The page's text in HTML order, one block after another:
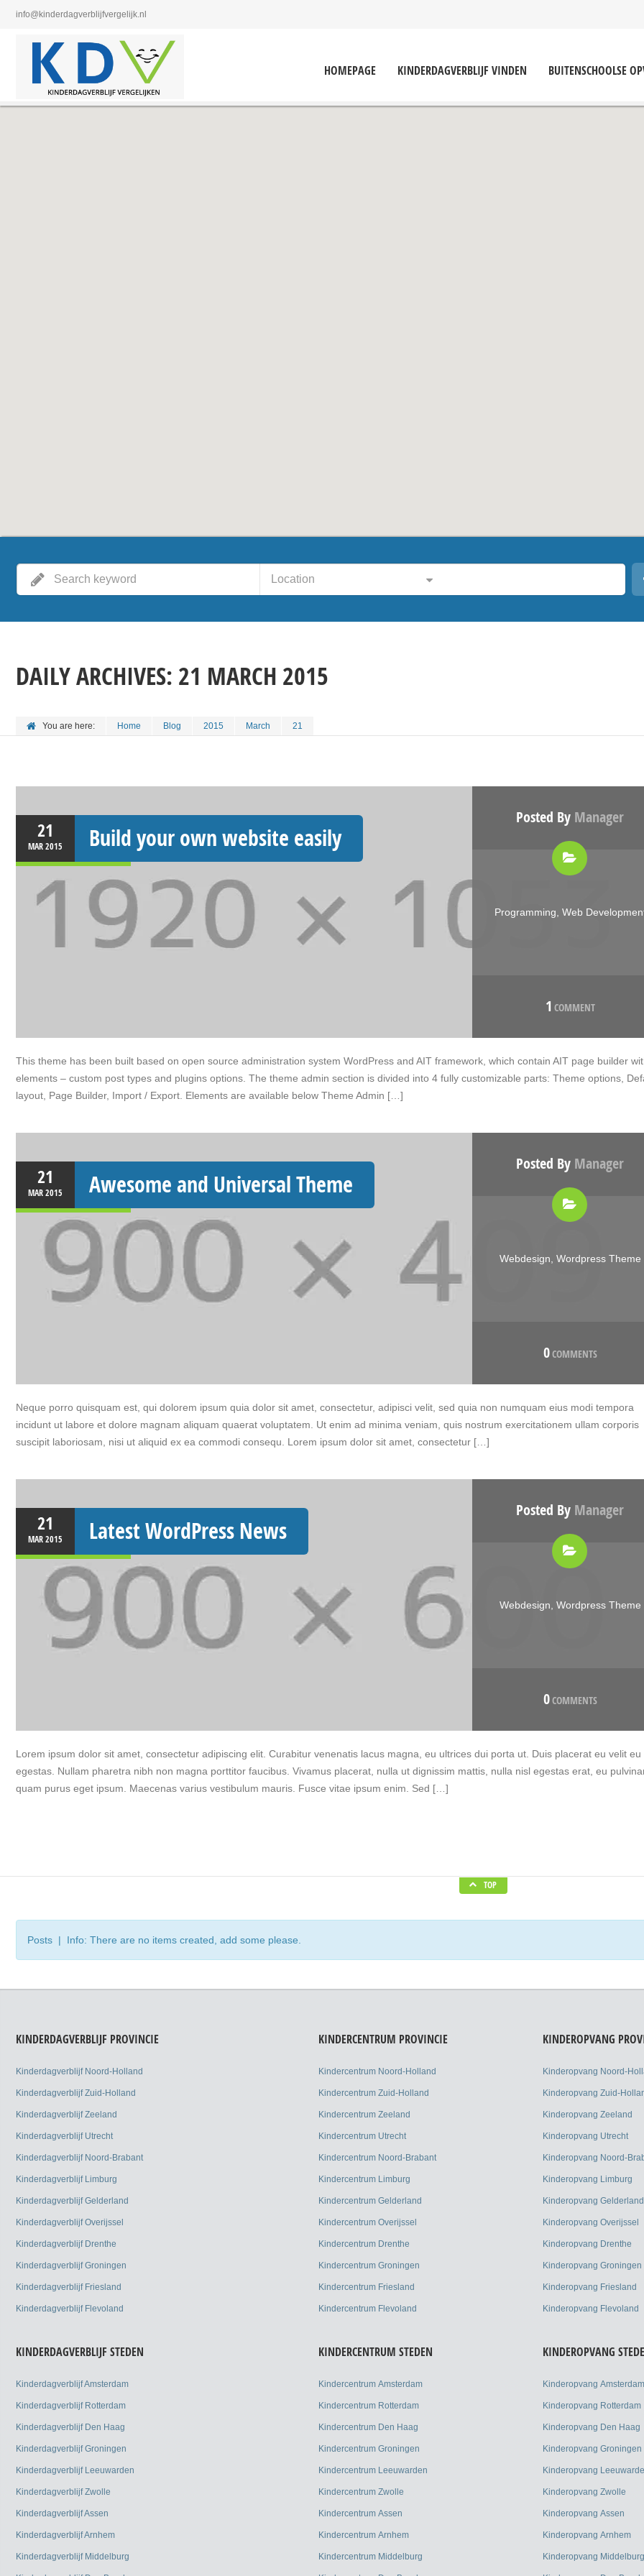
info@kinderdagverblijfvergelijk.nl
HOMEPAGE KINDERDAGVERBLIJF VINDEN BUITENSCHOOLSE
Location
DAILY ARCHIVES: 21 MARCH 2015
You are here: Home Blog 2015 March 21
21
MAR2015 Build your own website easily
Posted By Manager
Programming Web
1 COMMENT
This theme has been built based on open source administration system WordPress and AIT framework, which contain AIT page builder
elements – custom post types and plugins options. The theme admin section is divided into 4 fully customizable parts: Theme options,
layout, Page Builder, Import / Export. Elements are available below Theme Admin […]
21
MAR2015 Awesome and Universal Theme
Posted By Manager
Webdesign Wordpress Theme
0COMMENTS
Neque porro quisquam est, qui dolorem ipsum quia dolor sit amet, consectetur, adipisci velit, sed quia non numquam eius modi tempora
incidunt ut labore et dolore magnam aliquam quaerat voluptatem. Ut enim ad minima veniam, quis nostrum exercitationem ullam corporis
suscipit laboriosam, nisi ut aliquid ex ea commodi consequ. Lorem ipsum dolor sit amet, consectetur […]
21
MAR2015 Latest WordPress News
Posted By Manager
Webdesign Wordpress Theme
0COMMENTS
Lorem ipsum dolor sit amet, consectetur adipiscing elit. Curabitur venenatis lacus magna, eu ultrices dui porta ut. Duis placerat eu velit eu
egestas. Nullam pharetra nibh non magna porttitor faucibus. Vivamus placerat, nulla ut dignissim mattis, nulla nisl egestas erat, eu
quam purus eget ipsum. Maecenas varius vestibulum mauris. Fusce vitae ipsum enim. Sed […]
TOP
Posts | Info: There are no items created, add some please.
KINDERDAGVERBLIJF PROVINCIE
Kinderdagverblijf Noord-Holland
Kinderdagverblijf Zuid-Holland
Kinderdagverblijf Zeeland
Kinderdagverblijf Utrecht
Kinderdagverblijf Noord-Brabant
Kinderdagverblijf Limburg
Kinderdagverblijf Gelderland
Kinderdagverblijf Overijssel
Kinderdagverblijf Drenthe
Kinderdagverblijf Groningen
Kinderdagverblijf Friesland
Kinderdagverblijf Flevoland
KINDERDAGVERBLIJF STEDEN
Kinderdagverblijf Amsterdam
Kinderdagverblijf Rotterdam
Kinderdagverblijf Den Haag
Kinderdagverblijf Groningen
Kinderdagverblijf Leeuwarden
Kinderdagverblijf Zwolle
Kinderdagverblijf Assen
Kinderdagverblijf Arnhem
Kinderdagverblijf Middelburg
KINDERCENTRUM PROVINCIE
Kindercentrum Noord-Holland
Kindercentrum Zuid-Holland
Kindercentrum Zeeland
Kindercentrum Utrecht
Kindercentrum Noord-Brabant
Kindercentrum Limburg
Kindercentrum Gelderland
Kindercentrum Overijssel
Kindercentrum Drenthe
Kindercentrum Groningen
Kindercentrum Friesland
Kindercentrum Flevoland
KINDERCENTRUM STEDEN
Kindercentrum Amsterdam
Kindercentrum Rotterdam
Kindercentrum Den Haag
Kindercentrum Groningen
Kindercentrum Leeuwarden
Kindercentrum Zwolle
Kindercentrum Assen
Kindercentrum Arnhem
Kindercentrum Middelburg
KINDEROPVANG
Kinderopvang Noord-
Kinderopvang Zuid-
Kinderopvang Zeeland
Kinderopvang Utrecht
Kinderopvang Noord-
Kinderopvang Limburg
Kinderopvang Gelderland
Kinderopvang Overijssel
Kinderopvang Drenthe
Kinderopvang Groningen
Kinderopvang Friesland
Kinderopvang Flevoland
KINDEROPVANG
Kinderopvang Amsterdam
Kinderopvang Rotterdam
Kinderopvang Den Haag
Kinderopvang Groningen
Kinderopvang
Kinderopvang Zwolle
Kinderopvang Assen
Kinderopvang Arnhem
Kinderopvang Middelburg